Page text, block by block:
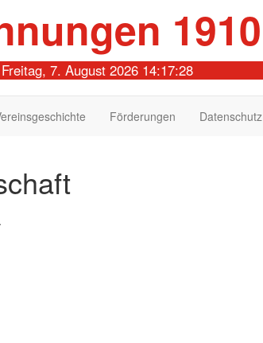
Freitag, 7. August 2026 14:17:28
Förderungen Datenschutz